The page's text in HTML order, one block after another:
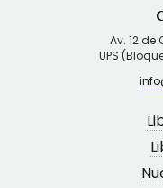
Av. 12 de
UPS